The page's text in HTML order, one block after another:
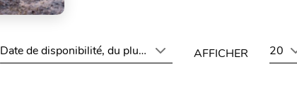
Date de disponibilité, du plus récent au plus ancien
AFFICHER 20